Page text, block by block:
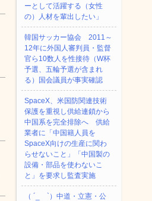
ーとして活躍する（女性
の）人材を輩出したい」
韓国サッカー協会 2011～
12年に外国人審判員・監督
官ら10数人を性接待（W杯
予選、五輪予選が含まれ
る）国会議員が事実確認
SpaceX、米国防関連技術
保護を重視し供給連鎖から
中国系を完全排除へ 供給
業者に「中国籍人員を
SpaceX向けの生産に関わ
らせないこと」「中国製の
設備・部品を使わないこ
と」を要求し監査実施
（ ´_ゝ`）中道・立憲・公